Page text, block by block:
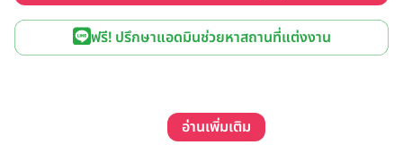
ฟรี! ปรึกษาแอดมินช่วยหาสถานที่แต่งงาน
อ่านเพิ่มเติม